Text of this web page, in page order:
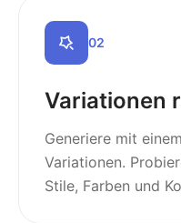
02
Variationen
Generiere mit
Variationen.
Stile, Farben und